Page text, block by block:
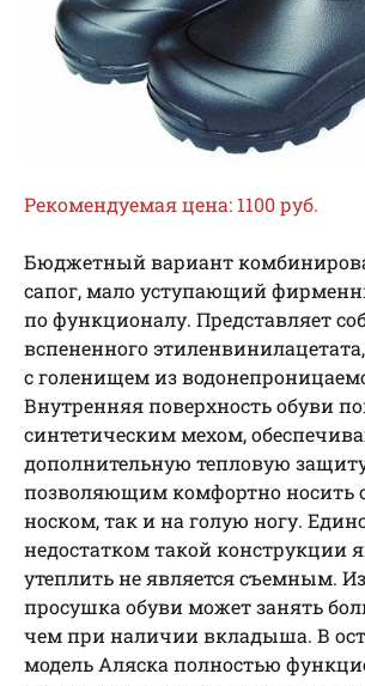
Рекомендуемая цена: 1100 руб.
Бюджетный вариант
сапог, мало уступающий
по функционалу. Представляет
вспененного
с голенищем из
Внутренняя поверхность обуви
синтетическим мехом,
дополнительную тепловую
позволяющим комфортно носить
носком, так и на голую ногу.
недостатком такой конструкции
утеплить не является съемным.
просушка обуви может занять
чем при наличии вкладыша. В
модель Аляска полностью